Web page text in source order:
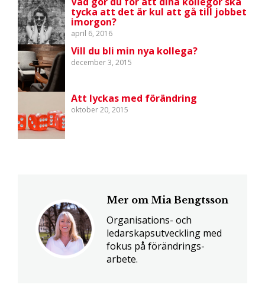
tycka att det är kul att gå till jobbet
imorgon?
april 6, 2016
Vill du bli min nya kollega?
december 3, 2015
Att lyckas med förändring
oktober 20, 2015
Mer om Mia Bengtsson
Organisations- och
ledarskaps­utveckling med
fokus på förändrings­
arbete.